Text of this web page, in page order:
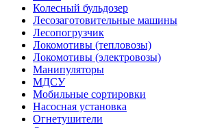
Колесный бульдозер
Лесозаготовительные машины
Лесопогрузчик
Локомотивы (тепловозы)
Локомотивы (электровозы)
Манипуляторы
МДСУ
Мобильные сортировки
Насосная установка
Огнетушители